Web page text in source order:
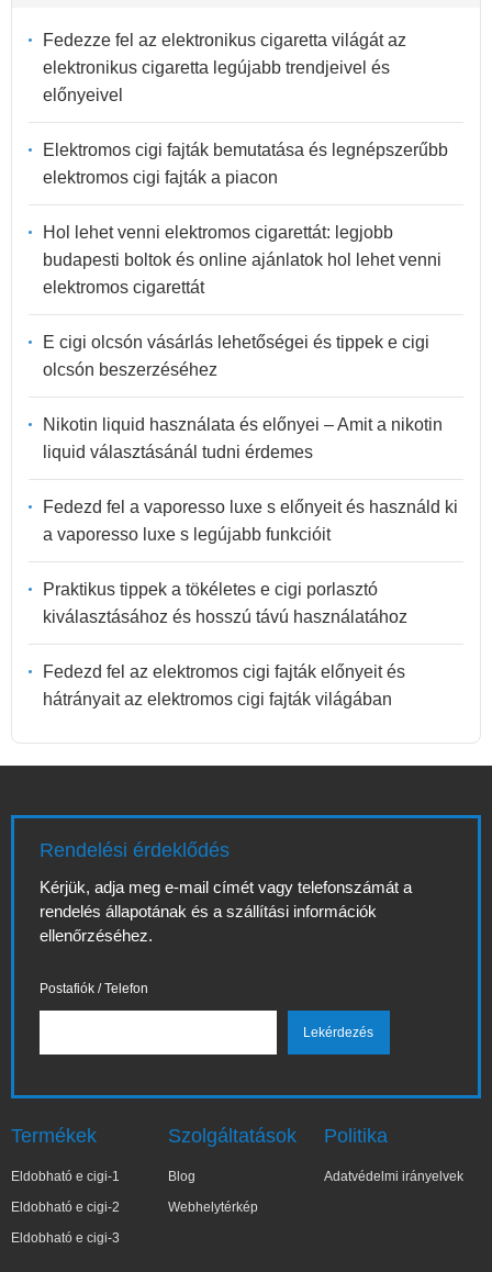
Fedezze fel az elektronikus cigaretta világát az
elektronikus cigaretta legújabb trendjeivel és
előnyeivel
Elektromos cigi fajták bemutatása és legnépszerűbb
elektromos cigi fajták a piacon
Hol lehet venni elektromos cigarettát: legjobb
budapesti boltok és online ajánlatok hol lehet venni
elektromos cigarettát
E cigi olcsón vásárlás lehetőségei és tippek e cigi
olcsón beszerzéséhez
Nikotin liquid használata és előnyei – Amit a nikotin
liquid választásánál tudni érdemes
Fedezd fel a vaporesso luxe s előnyeit és használd ki
a vaporesso luxe s legújabb funkcióit
Praktikus tippek a tökéletes e cigi porlasztó
kiválasztásához és hosszú távú használatához
Fedezd fel az elektromos cigi fajták előnyeit és
hátrányait az elektromos cigi fajták világában
Rendelési érdeklődés
Kérjük, adja meg e-mail címét vagy telefonszámát a
rendelés állapotának és a szállítási információk
ellenőrzéséhez.
Postafiók / Telefon
Termékek
Eldobható e cigi-1
Eldobható e cigi-2
Eldobható e cigi-3
Szolgáltatások
Blog
Webhelytérkép
Politika
Adatvédelmi irányelvek